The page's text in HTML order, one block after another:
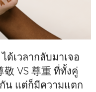
เวลากลับมาเจอ
VS 尊重 ที่ทั้งคู่
กัน แต่ก็มีความแตก